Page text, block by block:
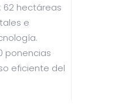
62 hectáreas
e
ponencias
eficiente del